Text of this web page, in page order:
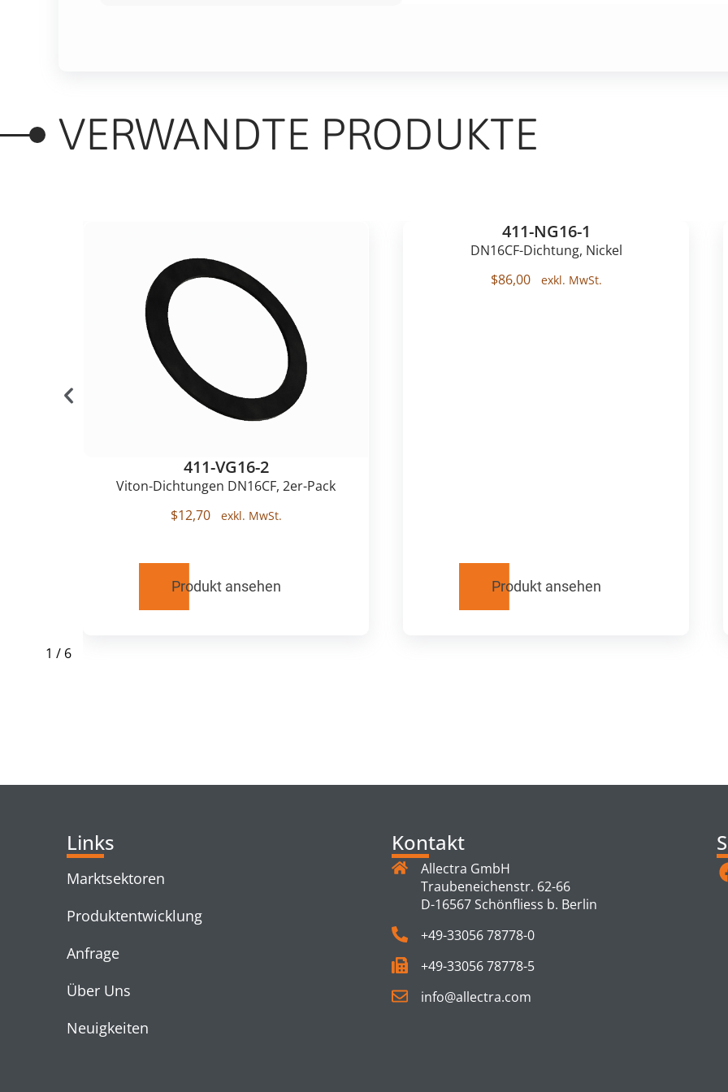
VERWANDTE PRODUKTE
411-VG16-2
Viton-Dichtungen DN16CF, 2er-Pack
$12,70
Produkt ansehen
411-NG16-1
DN16CF-Dichtung, Nickel
$86,00
Produkt ansehen
1 / 6
Links
Marktsektoren
Produktentwicklung
Anfrage
Über Uns
Neuigkeiten
Kontakt
Allectra GmbH
Traubeneichenstr. 62-66
D-16567 Schönfliess b. Berlin
+49-33056 78778-0
+49-33056 78778-5
info@allectra.com